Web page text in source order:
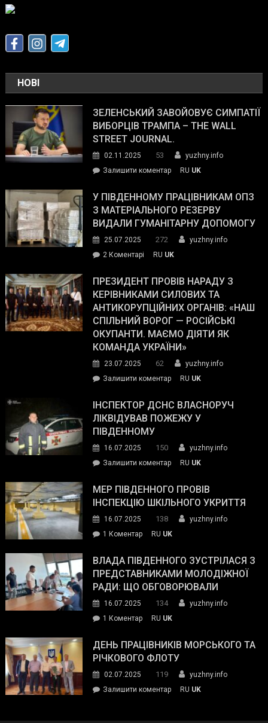
НОВІ
ЗЕЛЕНСЬКИЙ ЗАВОЙОВУЄ СИМПАТІЇ
ВИБОРЦІВ ТРАМПА – THE WALL
STREET JOURNAL.
02.11.2025 53
yuzhny.info
Залишити коментарon
завойовує
симпатії
виборців
The
Street
Journal.
RU UK
У ПІВДЕННОМУ ПРАЦІВНИКАМ ОПЗ
З МАТЕРІАЛЬНОГО РЕЗЕРВУ
ВИДАЛИ ГУМАНІТАРНУ ДОПОМОГУ
25.07.2025 272
yuzhny.info
2 Коментарі
Південному
працівникам
ОПЗ
з
матеріального
резерву
гуманітарну
допомогу
RU UK
ПРЕЗИДЕНТ ПРОВІВ НАРАДУ З
КЕРІВНИКАМИ СИЛОВИХ ТА
АНТИКОРУПЦІЙНИХ ОРГАНІВ: «НАШ
СПІЛЬНИЙ ВОРОГ — РОСІЙСЬКІ
ОКУПАНТИ. МАЄМО ДІЯТИ ЯК
КОМАНДА УКРАЇНИ»
23.07.2025 62
yuzhny.info
Залишити коментарon
провів
нараду
силових
та
органів:
«Наш
спільний
окупанти.
Маємо
діяти
команда
RU UK
ІНСПЕКТОР ДСНС ВЛАСНОРУЧ
ЛІКВІДУВАВ ПОЖЕЖУ У
ПІВДЕННОМУ
16.07.2025 150
yuzhny.info
Залишити коментарon
ДСНС
власноруч
пожежу
у
RU UK
МЕР ПІВДЕННОГО ПРОВІВ
ІНСПЕКЦІЮ ШКІЛЬНОГО УКРИТТЯ
16.07.2025 138
yuzhny.info
1 Коментардо
Південного
провів
інспекцію
укриття
RU UK
ВЛАДА ПІВДЕННОГО ЗУСТРІЛАСЯ З
ПРЕДСТАВНИКАМИ МОЛОДІЖНОЇ
РАДИ: ЩО ОБГОВОРЮВАЛИ
16.07.2025 134
yuzhny.info
1 Коментардо
Південного
зустрілася
представниками
молодіжної
RU UK
ДЕНЬ ПРАЦІВНИКІВ МОРСЬКОГО ТА
РІЧКОВОГО ФЛОТУ
02.07.2025 119
yuzhny.info
Залишити коментарon
RU UK